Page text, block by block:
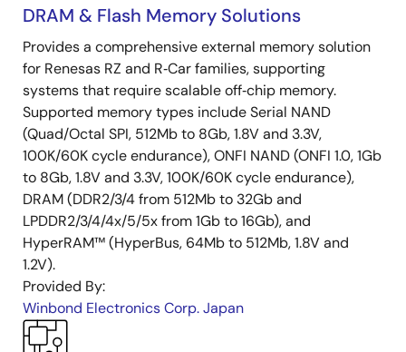
DRAM & Flash Memory Solutions
Provides a comprehensive external memory solution
for Renesas RZ and R‑Car families, supporting
systems that require scalable off‑chip memory.
Supported memory types include Serial NAND
(Quad/Octal SPI, 512Mb to 8Gb, 1.8V and 3.3V,
100K/60K cycle endurance), ONFI NAND (ONFI 1.0, 1Gb
to 8Gb, 1.8V and 3.3V, 100K/60K cycle endurance),
DRAM (DDR2/3/4 from 512Mb to 32Gb and
LPDDR2/3/4/4x/5/5x from 1Gb to 16Gb), and
HyperRAM™ (HyperBus, 64Mb to 512Mb, 1.8V and
1.2V).
Provided By:
Winbond Electronics Corp. Japan